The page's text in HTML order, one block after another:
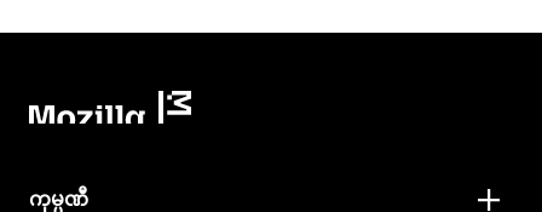
ကုမ္ပဏီ